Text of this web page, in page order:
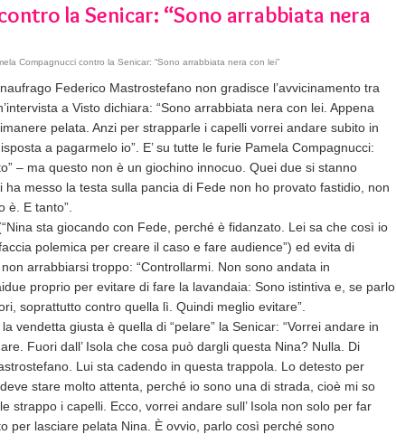
la Senicar: “Sono arrabbiata nera
Compagnucci contro la Senicar: “Sono arrabbiata nera con lei”
Federico Mastrostefano non gradisce l’avvicinamento tra
a Visto dichiara: “Sono arrabbiata nera con lei. Appena
pelata. Anzi per strapparle i capelli vorrei andare subito in
a pagarmelo io”. E’ su tutte le furie Pamela Compagnucci:
– ma questo non è un giochino innocuo. Quei due si stanno
messo la testa sulla pancia di Fede non ho provato fastidio, non
è. E tanto”.
sta giocando con Fede, perché è fidanzato. Lei sa che così io
polemica per creare il caso e fare audience”) ed evita di
arrabbiarsi troppo: “Controllarmi. Non sono andata in
proprio per evitare di fare la lavandaia: Sono istintiva e, se parlo
soprattutto contro quella lì. Quindi meglio evitare”.
vendetta giusta è quella di “pelare” la Senicar: “Vorrei andare in
Fuori dall’ Isola che cosa può dargli questa Nina? Nulla. Di
Lui sta cadendo in questa trappola. Lo detesto per
stare molto attenta, perché io sono una di strada, cioè mi so
strappo i capelli. Ecco, vorrei andare sull’ Isola non solo per far
per lasciare pelata Nina. È ovvio, parlo così perché sono